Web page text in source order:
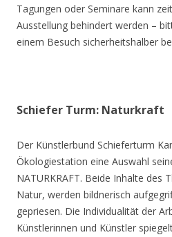
Tagungen oder Seminare kann
Ausstellung behindert werden –
einem Besuch sicherheitshalber
Schiefer Turm: Naturkraft
Der Künstlerbund Schieferturm
Ökologiestation eine Auswahl
NATURKRAFT. Beide Inhalte des
Natur, werden bildnerisch
gepriesen. Die Individualität der
Künstlerinnen und Künstler